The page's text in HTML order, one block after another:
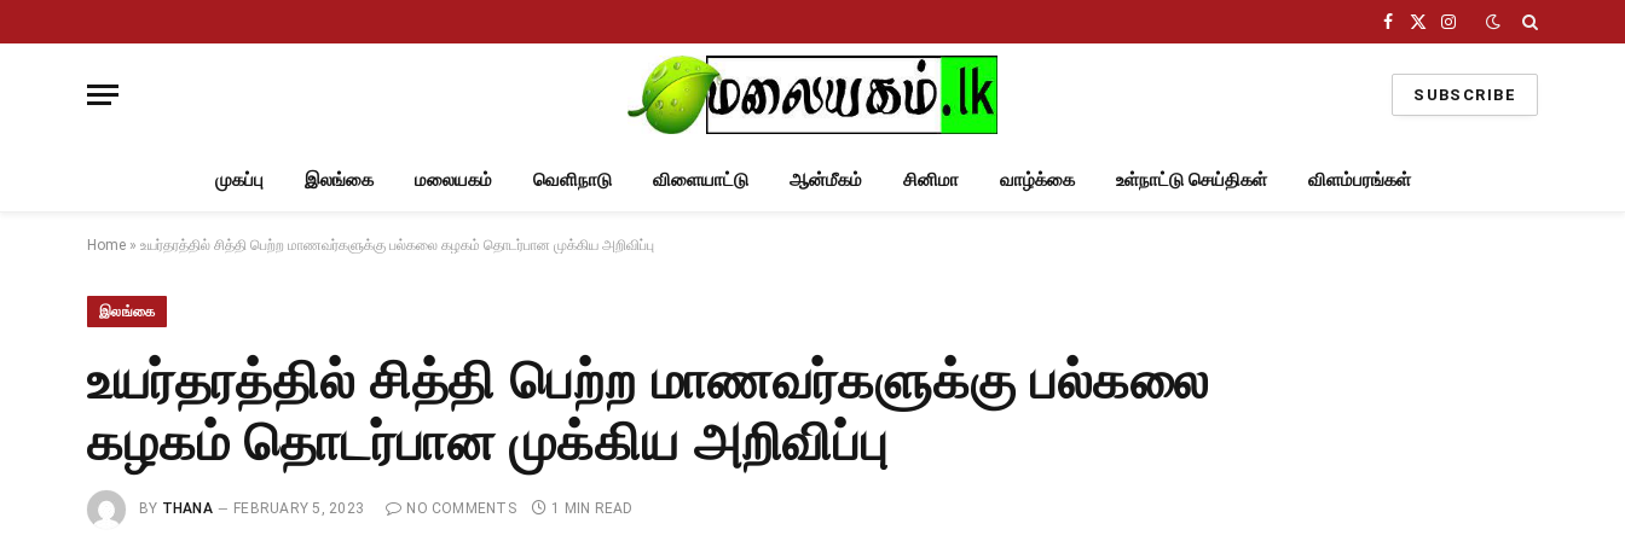
Facebook
X
Instagram
SUBSCRIBE
முகப்பு இலங்கை மலையகம் வெளிநாடு விளையாட்டு ஆன்மீகம் சினிமா வாழ்க்கை உள்நாட்டு செய்திகள் விளம்பரங்கள்
Home » உயர்தரத்தில் சித்தி பெற்ற மாணவர்களுக்கு பல்கலை கழகம் தொடர்பான முக்கிய அறிவிப்பு
இலங்கை
உயர்தரத்தில் சித்தி பெற்ற மாணவர்களுக்கு பல்கலை
கழகம் தொடர்பான முக்கிய அறிவிப்பு
BY THANA FEBRUARY 5, 2023 NO COMMENTS 1 MIN READ